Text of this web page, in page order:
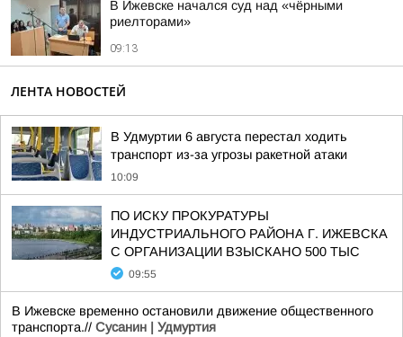
В Ижевске начался суд над «чёрными
риелторами»
09:13
ЛЕНТА НОВОСТЕЙ
В Удмуртии 6 августа перестал ходить
транспорт из-за угрозы ракетной атаки
10:09
ПО ИСКУ ПРОКУРАТУРЫ
ИНДУСТРИАЛЬНОГО РАЙОНА Г. ИЖЕВСКА
С ОРГАНИЗАЦИИ ВЗЫСКАНО 500 ТЫС
09:55
В Ижевске временно остановили движение общественного
транспорта.// Сусанин | Удмуртия